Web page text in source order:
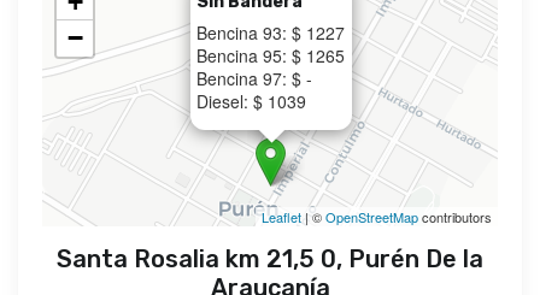
Bencina 93: $ 1227
Bencina 95: $ 1265
Bencina 97: $ -
Diesel: $ 1039
−
Leaflet | ©OpenStreetMapcontributors
Santa Rosalia km 21,5 0, Purén De la
Araucanía